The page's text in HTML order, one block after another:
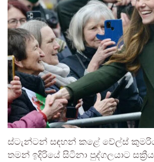
ස්ටැන්ටන් සඳහන් කළේ වේල්ස්
තමන් ඉදිරියේ සිටිනා පුද්ගලයාට